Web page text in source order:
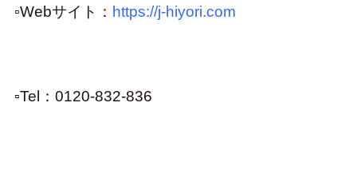
▫︎Webサイト： https://j-hiyori.com
▫︎Tel：0120-832-836